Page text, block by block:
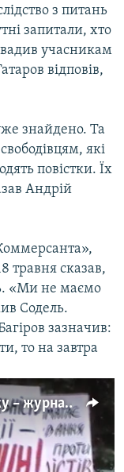
з питань
запитали, хто
учасникам
відповів,
знайдено. Та
які
повістки. Їх
Андрій
травня сказав,
«Ми не маємо
Содель.
зазначив:
то на завтра
Захарченко має піти у відставку – журналісти
available